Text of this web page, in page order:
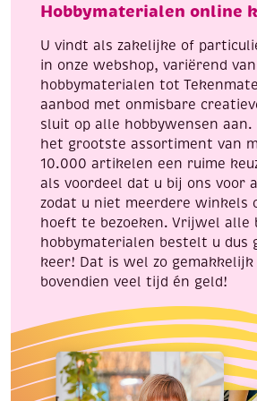
aantal
Hobbymaterialen online
U vindt als zakelijke of
in onze webshop, variërend van
hobbymaterialen tot
aanbod met onmisbare
sluit op alle hobbywensen
het grootste assortiment van
10.000 artikelen een ruime
als voordeel dat u bij ons voor
zodat u niet meerdere winkels
hoeft te bezoeken. Vrijwel alle
hobbymaterialen bestelt u dus
keer! Dat is wel zo
bovendien veel tijd én geld!